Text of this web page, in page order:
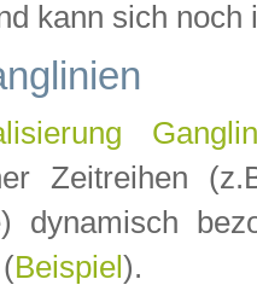
kann sich noch
Zeitreihen
dynamisch
Beispiel ).